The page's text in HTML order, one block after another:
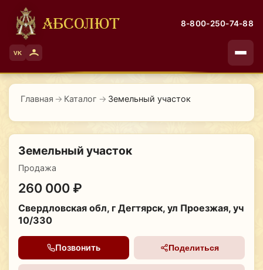
АБСОЛЮТ 8-800-250-74-88
VK
Главная → Каталог → Земельный участок
Земельный участок
Продажа
260 000 ₽
Свердловская обл, г Дегтярск, ул Проезжая, уч
10/330
Позвонить Поделиться